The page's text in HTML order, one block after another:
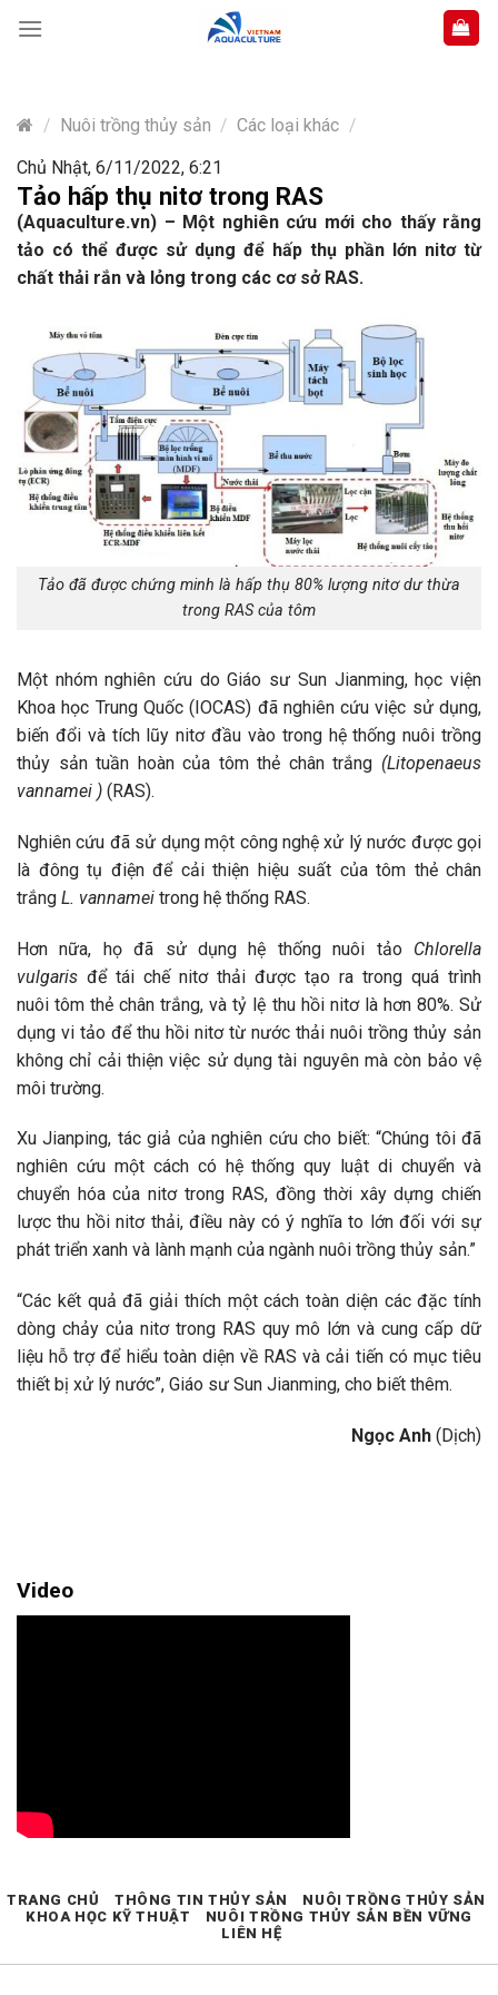
content
/ Nuôi trồng thủy sản / Các loại khác /
Chủ Nhật, 6/11/2022, 6:21
Tảo hấp thụ nitơ trong RAS
(Aquaculture.vn) – Một nghiên cứu mới cho thấy rằng
tảo có thể được sử dụng để hấp thụ phần lớn nitơ từ
chất thải rắn và lỏng trong các cơ sở RAS.
Tảo đã được chứng minh là hấp thụ 80% lượng nitơ dư thừa
trong RAS của tôm
Một nhóm nghiên cứu do Giáo sư Sun Jianming, học viện
Khoa học Trung Quốc (IOCAS) đã nghiên cứu việc sử dụng,
biến đổi và tích lũy nitơ đầu vào trong hệ thống nuôi trồng
thủy sản tuần hoàn của tôm thẻ chân trắng (Litopenaeus
vannamei ) (RAS).
Nghiên cứu đã sử dụng một công nghệ xử lý nước được gọi
là đông tụ điện để cải thiện hiệu suất của tôm thẻ chân
trắng L. vannamei trong hệ thống RAS.
Hơn nữa, họ đã sử dụng hệ thống nuôi tảo Chlorella
vulgaris để tái chế nitơ thải được tạo ra trong quá trình
nuôi tôm thẻ chân trắng, và tỷ lệ thu hồi nitơ là hơn 80%. Sử
dụng vi tảo để thu hồi nitơ từ nước thải nuôi trồng thủy sản
không chỉ cải thiện việc sử dụng tài nguyên mà còn bảo vệ
môi trường.
Xu Jianping, tác giả của nghiên cứu cho biết: “Chúng tôi đã
nghiên cứu một cách có hệ thống quy luật di chuyển và
chuyển hóa của nitơ trong RAS, đồng thời xây dựng chiến
lược thu hồi nitơ thải, điều này có ý nghĩa to lớn đối với sự
phát triển xanh và lành mạnh của ngành nuôi trồng thủy sản.”
“Các kết quả đã giải thích một cách toàn diện các đặc tính
dòng chảy của nitơ trong RAS quy mô lớn và cung cấp dữ
liệu hỗ trợ để hiểu toàn diện về RAS và cải tiến có mục tiêu
thiết bị xử lý nước”, Giáo sư Sun Jianming, cho biết thêm.
Ngọc Anh (Dịch)
Video
TRANG CHỦ THÔNG TIN THỦY SẢN
NUÔI TRỒNG THỦY SẢN
KHOA HỌC KỸ THUẬT
NUÔI TRỒNG THỦY SẢN BỀN VỮNG
LIÊN HỆ